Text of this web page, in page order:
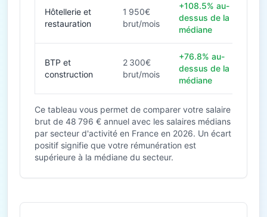
Hôtellerie et
restauration
1 950€
brut/mois
+108.5% au-
dessus de la
médiane
BTP et
construction
2 300€
brut/mois
+76.8% au-
dessus de la
médiane
Ce tableau vous permet de comparer votre salaire
brut de 48 796 € annuel avec les salaires médians
par secteur d'activité en France en 2026. Un écart
positif signifie que votre rémunération est
supérieure à la médiane du secteur.